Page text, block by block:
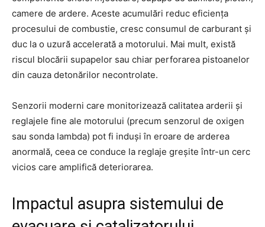
camere de ardere. Aceste acumulări reduc eficiența
procesului de combustie, cresc consumul de carburant și
duc la o uzură accelerată a motorului. Mai mult, există
riscul blocării supapelor sau chiar perforarea pistoanelor
din cauza detonărilor necontrolate.
Senzorii moderni care monitorizează calitatea arderii și
reglajele fine ale motorului (precum senzorul de oxigen
sau sonda lambda) pot fi induși în eroare de arderea
anormală, ceea ce conduce la reglaje greșite într-un cerc
vicios care amplifică deteriorarea.
Impactul asupra sistemului de